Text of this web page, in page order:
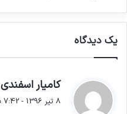
یک دیدگاه
کامیار اسفندی
8 تیر 1396 - 7:42 ب.ظ در 7:42 ب.ظ